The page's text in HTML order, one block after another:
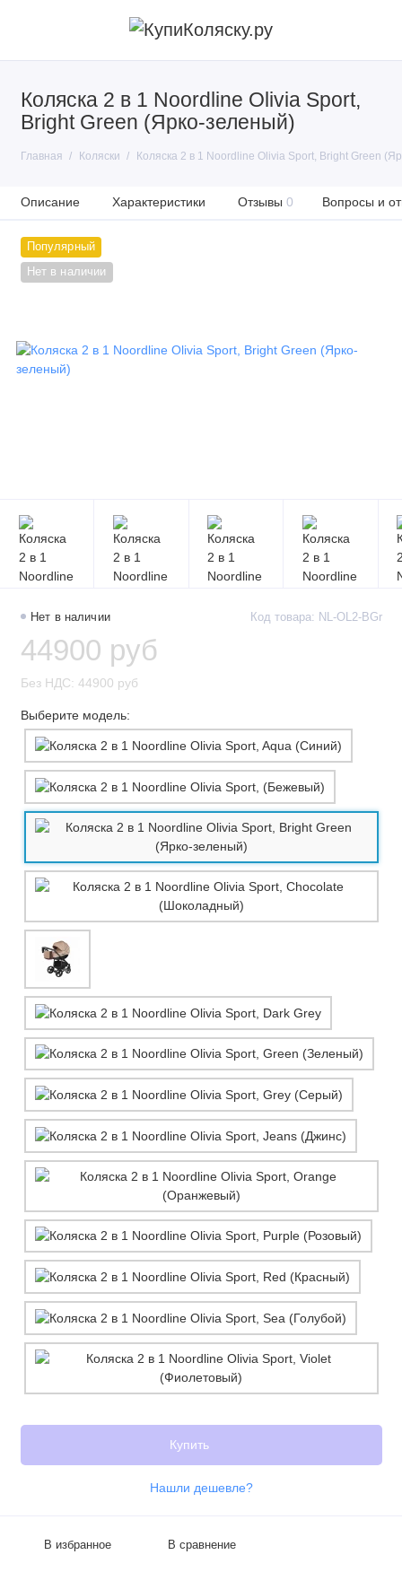
Коляска 2 в 1 Noordline Olivia Sport,
Bright Green (Ярко-зеленый)
Главная Коляски Коляска 2 в 1 Noordline Olivia Sport, Bright Green
Описание Характеристики Отзывы 0 Вопросы и
Популярный
Нет в наличии
Нет в наличии Код товара: NL-OL2-BGr
44900 руб
Без НДС: 44900 руб
Выберите модель:
Купить
Нашли дешевле?
В избранное В сравнение